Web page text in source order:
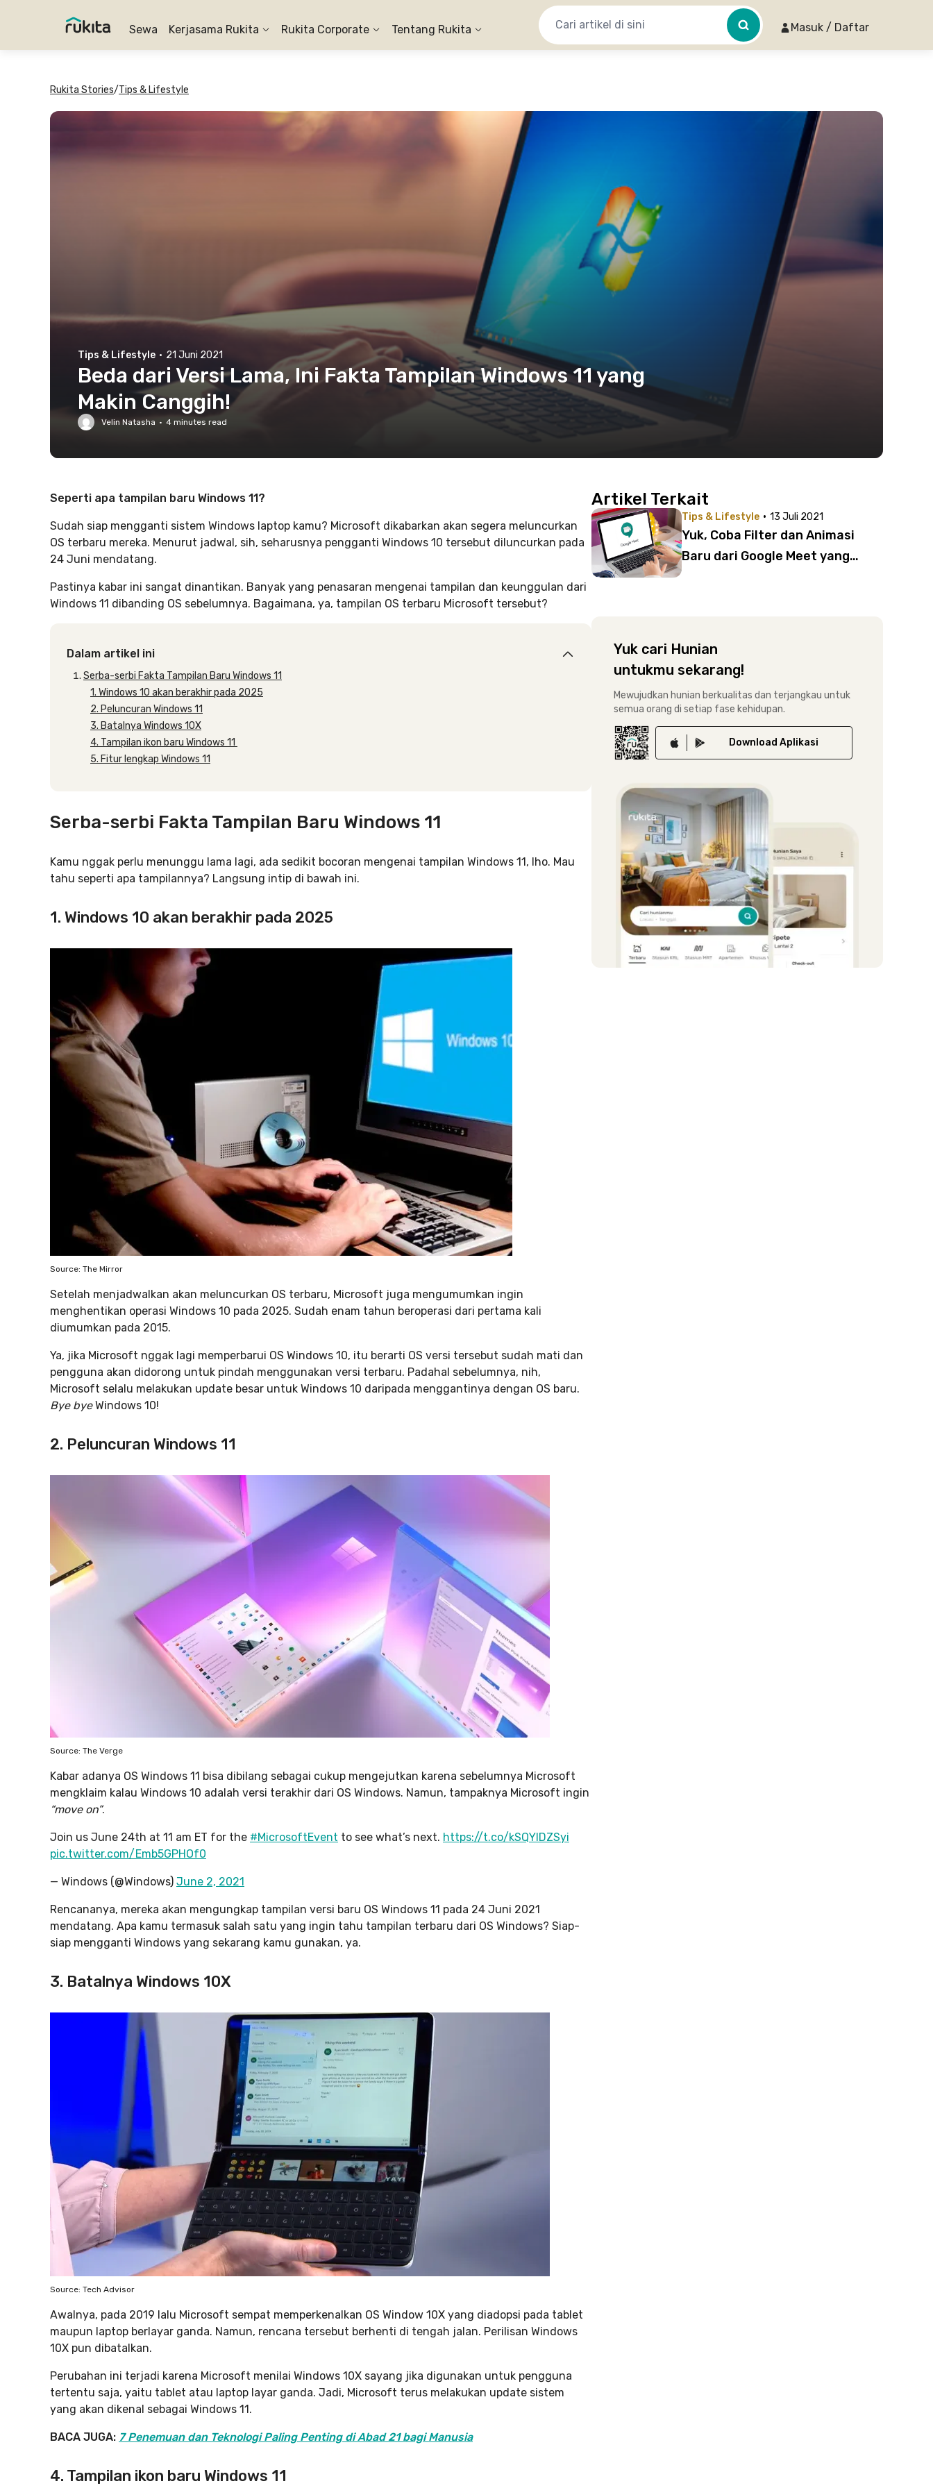
Sewa Kerjasama Rukita Rukita Corporate Tentang Rukita Masuk / Daftar
Rukita Stories/Tips & Lifestyle
Tips & Lifestyle · 21 Juni 2021
Beda dari Versi Lama, Ini Fakta Tampilan Windows 11 yang
Makin Canggih!
Velin Natasha · 4 minutes read
Seperti apa tampilan baru Windows 11?
Sudah siap mengganti sistem Windows laptop kamu? Microsoft dikabarkan akan segera meluncurkan
OS terbaru mereka. Menurut jadwal, sih, seharusnya pengganti Windows 10 tersebut diluncurkan pada
24 Juni mendatang.
Pastinya kabar ini sangat dinantikan. Banyak yang penasaran mengenai tampilan dan keunggulan dari
Windows 11 dibanding OS sebelumnya. Bagaimana, ya, tampilan OS terbaru Microsoft tersebut?
Dalam artikel ini
Serba-serbi Fakta Tampilan Baru Windows 11
1. Windows 10 akan berakhir pada 2025
2. Peluncuran Windows 11
3. Batalnya Windows 10X
4. Tampilan ikon baru Windows 11
5. Fitur lengkap Windows 11
Serba-serbi Fakta Tampilan Baru Windows 11
Kamu nggak perlu menunggu lama lagi, ada sedikit bocoran mengenai tampilan Windows 11, lho. Mau
tahu seperti apa tampilannya? Langsung intip di bawah ini.
1. Windows 10 akan berakhir pada 2025
Source: The Mirror
Setelah menjadwalkan akan meluncurkan OS terbaru, Microsoft juga mengumumkan ingin
menghentikan operasi Windows 10 pada 2025. Sudah enam tahun beroperasi dari pertama kali
diumumkan pada 2015.
Ya, jika Microsoft nggak lagi memperbarui OS Windows 10, itu berarti OS versi tersebut sudah mati dan
pengguna akan didorong untuk pindah menggunakan versi terbaru. Padahal sebelumnya, nih,
Microsoft selalu melakukan update besar untuk Windows 10 daripada menggantinya dengan OS baru.
Bye byeWindows 10!
2. Peluncuran Windows 11
Source: The Verge
Kabar adanya OS Windows 11 bisa dibilang sebagai cukup mengejutkan karena sebelumnya Microsoft
mengklaim kalau Windows 10 adalah versi terakhir dari OS Windows. Namun, tampaknya Microsoft ingin
“move on”.
Join us June 24th at 11 am ET for the #MicrosoftEvent to see what’s next. https://t.co/kSQYIDZSyi
pic.twitter.com/Emb5GPHOf0
— Windows (@Windows) June 2, 2021
Rencananya, mereka akan mengungkap tampilan versi baru OS Windows 11 pada 24 Juni 2021
mendatang. Apa kamu termasuk salah satu yang ingin tahu tampilan terbaru dari OS Windows? Siap-
siap mengganti Windows yang sekarang kamu gunakan, ya.
3. Batalnya Windows 10X
Source: Tech Advisor
Awalnya, pada 2019 lalu Microsoft sempat memperkenalkan OS Window 10X yang diadopsi pada tablet
maupun laptop berlayar ganda. Namun, rencana tersebut berhenti di tengah jalan. Perilisan Windows
10X pun dibatalkan.
Perubahan ini terjadi karena Microsoft menilai Windows 10X sayang jika digunakan untuk pengguna
tertentu saja, yaitu tablet atau laptop layar ganda. Jadi, Microsoft terus melakukan update sistem
yang akan dikenal sebagai Windows 11.
BACA JUGA: 7 Penemuan dan Teknologi Paling Penting di Abad 21 bagi Manusia
4. Tampilan ikon baru Windows 11
Artikel Terkait
Tips & Lifestyle · 13 Juli 2021
Yuk, Coba Filter dan Animasi
Baru dari Google Meet yang
Yuk cari Hunian
untukmu sekarang!
Mewujudkan hunian berkualitas dan terjangkau untuk
semua orang di setiap fase kehidupan.
Download Aplikasi